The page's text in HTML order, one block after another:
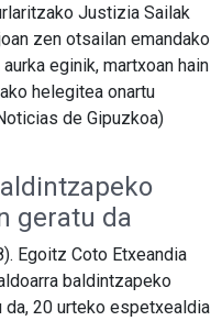
Justizia Sailak
zen otsailan emandako
eginik, martxoan hain
helegitea onartu
de Gipuzkoa)
geratu da
Egoitz Coto Etxeandia
baldintzapeko
da, 20 urteko espetxealdia